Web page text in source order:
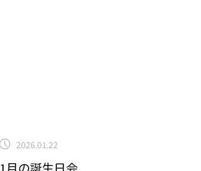
2026.01.22
1月の誕生日会